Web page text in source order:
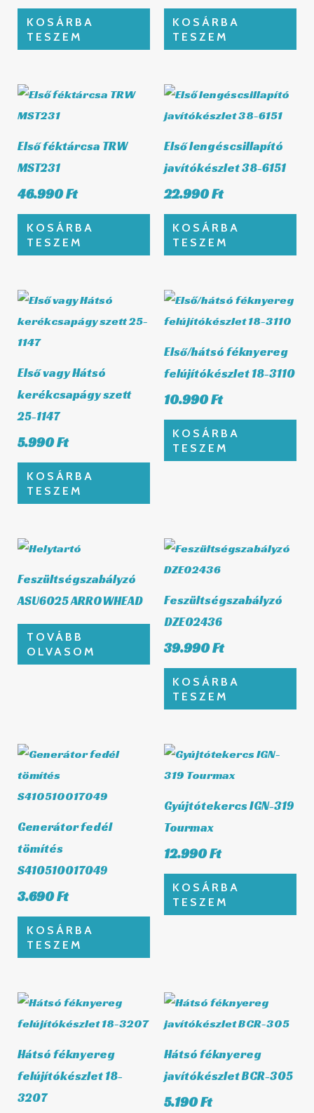
KOSÁRBA
TESZEM
KOSÁRBA
TESZEM
Első féktárcsa TRW
MST231
46.990Ft
KOSÁRBA
TESZEM
Első lengéscsillapító
javítókészlet 38-6151
22.990Ft
KOSÁRBA
TESZEM
Első vagy Hátsó
kerékcsapágy szett
25-1147
5.990Ft
KOSÁRBA
TESZEM
Első/hátsó féknyereg
felújítókészlet 18-3110
10.990Ft
KOSÁRBA
TESZEM
Feszültségszabályzó
ASU6025 ARROWHEAD
TOVÁBB
OLVASOM
Feszültségszabályzó
DZE02436
39.990Ft
KOSÁRBA
TESZEM
Generátor fedél
tömítés
S410510017049
3.690Ft
KOSÁRBA
TESZEM
Gyújtótekercs IGN-319
Tourmax
12.990Ft
KOSÁRBA
TESZEM
Hátsó féknyereg
felújítókészlet 18-
3207
Hátsó féknyereg
javítókészlet BCR-305
5.190Ft